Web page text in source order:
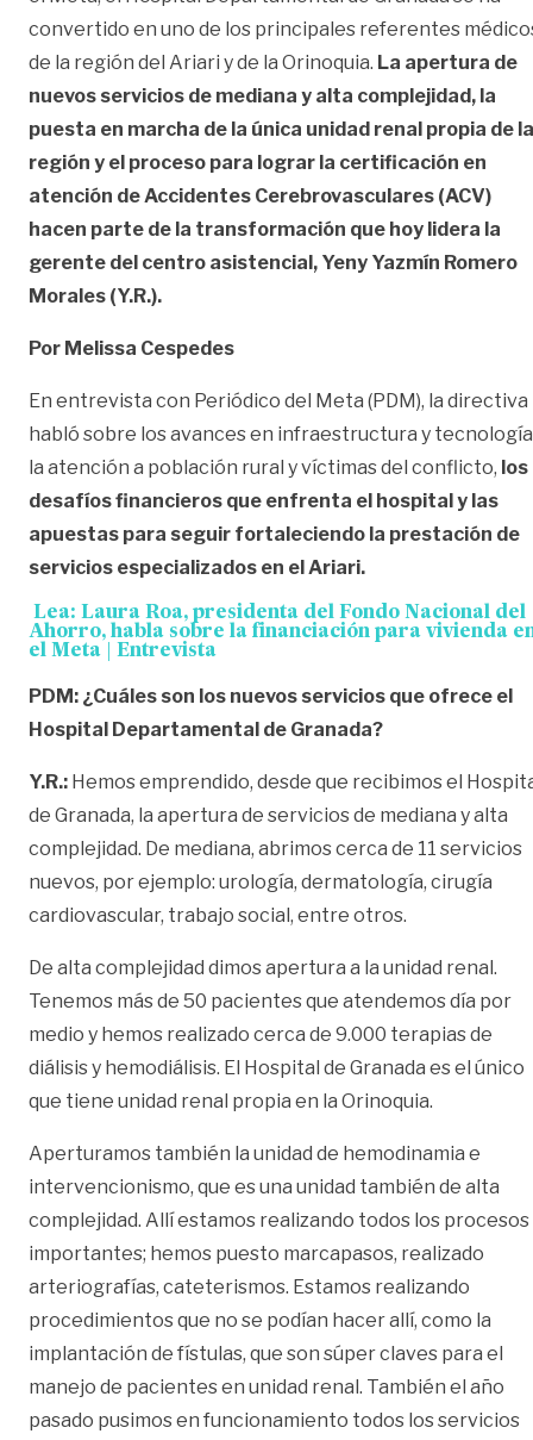
convertido en uno de los principales referentes
de la región del Ariari y de la Orinoquia. La apertura de
nuevos servicios de mediana y alta complejidad, la
puesta en marcha de la única unidad renal propia de la
región y el proceso para lograr la certificación en
atención de Accidentes Cerebrovasculares (ACV)
hacen parte de la transformación que hoy lidera la
gerente del centro asistencial, Yeny Yazmín Romero
Morales (Y.R.).
Por Melissa Cespedes
En entrevista con Periódico del Meta (PDM), la directiva
habló sobre los avances en infraestructura y
la atención a población rural y víctimas del conflicto, los
desafíos financieros que enfrenta el hospital y las
apuestas para seguir fortaleciendo la prestación de
servicios especializados en el Ariari.
Lea: Laura Roa, presidenta del Fondo Nacional del
Ahorro, habla sobre la financiación para vivienda
el Meta | Entrevista
PDM: ¿Cuáles son los nuevos servicios que ofrece el
Hospital Departamental de Granada?
Y.R.: Hemos emprendido, desde que recibimos el
de Granada, la apertura de servicios de mediana y alta
complejidad. De mediana, abrimos cerca de 11 servicios
nuevos, por ejemplo: urología, dermatología, cirugía
cardiovascular, trabajo social, entre otros.
De alta complejidad dimos apertura a la unidad renal.
Tenemos más de 50 pacientes que atendemos día por
medio y hemos realizado cerca de 9.000 terapias de
diálisis y hemodiálisis. El Hospital de Granada es el único
que tiene unidad renal propia en la Orinoquia.
Aperturamos también la unidad de hemodinamia e
intervencionismo, que es una unidad también de alta
complejidad. Allí estamos realizando todos los procesos
importantes; hemos puesto marcapasos, realizado
arteriografías, cateterismos. Estamos realizando
procedimientos que no se podían hacer allí, como la
implantación de fístulas, que son súper claves para el
manejo de pacientes en unidad renal. También el año
pasado pusimos en funcionamiento todos los servicios